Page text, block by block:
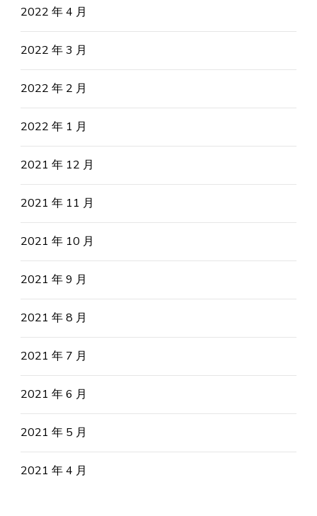
2022 年 4 月
2022 年 3 月
2022 年 2 月
2022 年 1 月
2021 年 12 月
2021 年 11 月
2021 年 10 月
2021 年 9 月
2021 年 8 月
2021 年 7 月
2021 年 6 月
2021 年 5 月
2021 年 4 月